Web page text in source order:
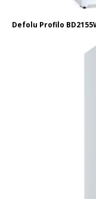
Defolu Profilo